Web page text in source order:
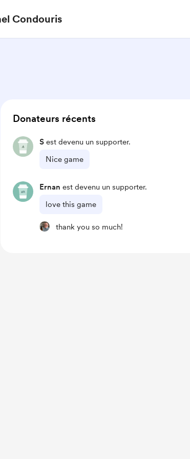
Condouris
Donateurs récents
S est devenu un supporter.
Nice game
Ernan est devenu un supporter.
love this game
thank you so much!